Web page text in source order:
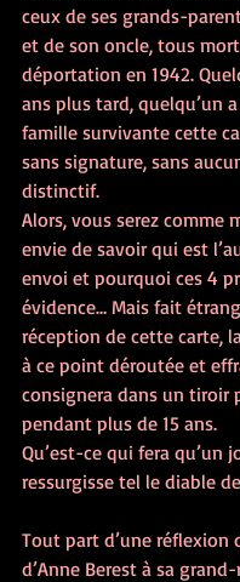
ceux de ses grands-
et de son oncle, tous
déportation en 1942.
ans plus tard, quelqu’un
famille survivante cette
sans signature, sans
distinctif.
Alors, vous serez comme
envie de savoir qui est
envoi et pourquoi ces 4
évidence… Mais fait
réception de cette carte,
à ce point déroutée et
consignera dans un tiroir
pendant plus de 15 ans.
Qu’est-ce qui fera qu’un
ressurgisse tel le diable
Tout part d’une réflexion
d’Anne Berest à sa